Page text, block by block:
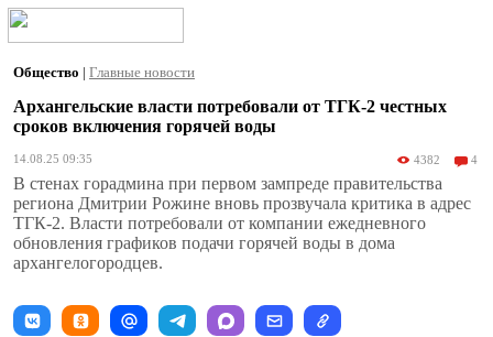
Общество | Главные новости
Архангельские власти потребовали от ТГК-2 честных
сроков включения горячей воды
14.08.25 09:35 4382 4
В стенах горадмина при первом зампреде правительства
региона Дмитрии Рожине вновь прозвучала критика в адрес
ТГК-2. Власти потребовали от компании ежедневного
обновления графиков подачи горячей воды в дома
архангелогородцев.